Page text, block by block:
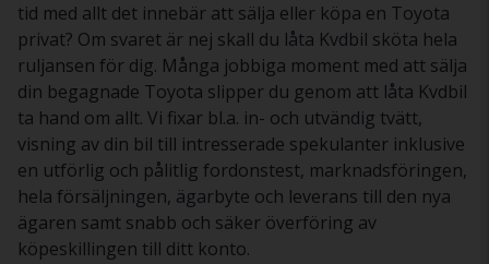
tid med allt det innebär att sälja eller köpa en Toyota
privat? Om svaret är nej skall du låta Kvdbil sköta hela
ruljansen för dig. Många jobbiga moment med att sälja
din begagnade Toyota slipper du genom att låta Kvdbil
ta hand om allt. Vi fixar bl.a. in- och utvändig tvätt,
visning av din bil till intresserade spekulanter inklusive
en utförlig och pålitlig fordonstest, marknadsföringen,
hela försäljningen, ägarbyte och leverans till den nya
ägaren samt snabb och säker överföring av
köpeskillingen till ditt konto.